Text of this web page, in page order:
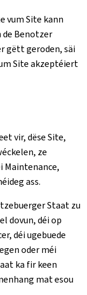
vum Site kann
Benotzer
gëtt geroden, säi
Site akzeptéiert
vir, dëse Site,
ze
Maintenance,
ass.
Staat zu
dovun, déi op
déi ugebuede
oder méi
ka fir keen
mat esou